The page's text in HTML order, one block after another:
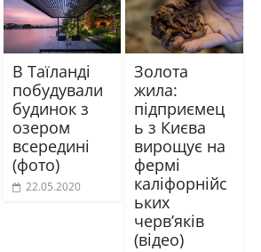
В Таїланді
побудували
будинок з
озером
всередині
(фото)
22.05.2020
Золота
жила:
підприємец
ь з Києва
вирощує на
фермі
каліфорнійс
ьких
черв’яків
(відео)